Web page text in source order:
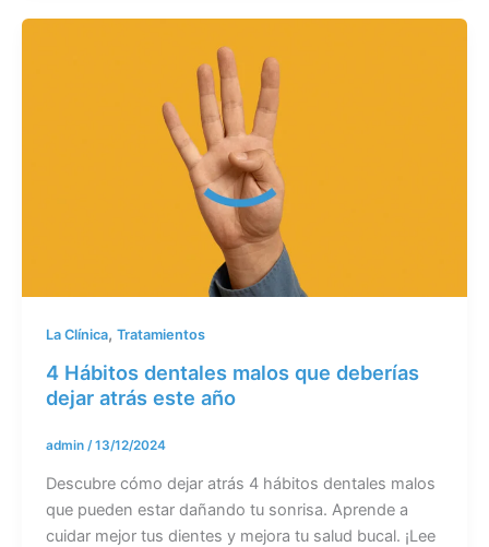
La Clínica, Tratamientos
4 Hábitos dentales malos que deberías
dejar atrás este año
admin /13/12/2024
Descubre cómo dejar atrás 4 hábitos dentales malos
que pueden estar dañando tu sonrisa. Aprende a
cuidar mejor tus dientes y mejora tu salud bucal. ¡Lee